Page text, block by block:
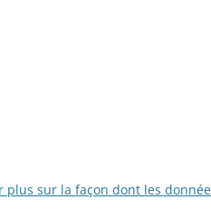
plus sur la façon dont les